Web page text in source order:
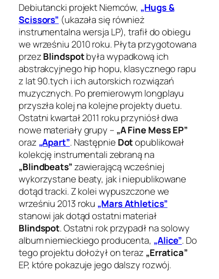
Debiutancki projekt Niemców, „Hugs &
Scissors” (ukazała się również
instrumentalna wersja LP), trafił do obiegu
we wrześniu 2010 roku. Płyta przygotowana
przezBlindspotbyła wypadkową ich
abstrakcyjnego hip hopu, klasycznego rapu
z lat 90.tych i ich autorskich rozwiązań
muzycznych. Po premierowym longplayu
przyszła kolej na kolejne projekty duetu.
Ostatni kwartał 2011 roku przyniósł dwa
nowe materiały grupy – „A Fine Mess EP”
oraz „Apart”. Następnie Dotopublikował
kolekcję instrumentali zebraną na
„Blindbeats”zawierającą wcześniej
wykorzystane beaty, jak i niepublikowane
dotąd tracki. Z kolei wypuszczone we
wrześniu 2013 roku „Mars Athletics”
stanowi jak dotąd ostatni materiał
Blindspot. Ostatni rok przypadł na solowy
album niemieckiego producenta, „Alice”. Do
tego projektu dołożył on teraz „Erratica”
EP, które pokazuje jego dalszy rozwój.